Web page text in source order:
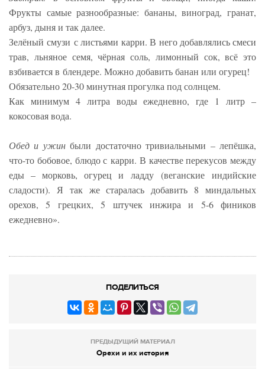
Фрукты самые разнообразные: бананы, виноград, гранат,
арбуз, дыня и так далее.
Зелёный смузи с листьями карри. В него добавлялись смеси
трав, льняное семя, чёрная соль, лимонный сок, всё это
взбивается в блендере. Можно добавить банан или огурец!
Обязательно 20-30 минутная прогулка под солнцем.
Как минимум 4 литра воды ежедневно, где 1 литр –
кокосовая вода.
Обед и ужинбыли достаточно тривиальными – лепёшка,
что-то бобовое, блюдо с карри. В качестве перекусов между
еды – морковь, огурец и ладду (веганские индийские
сладости). Я так же старалась добавить 8 миндальных
орехов, 5 грецких, 5 штучек инжира и 5-6 фиников
ежедневно».
ПОДЕЛИТЬСЯ
ПРЕДЫДУЩИЙ МАТЕРИАЛ
Орехи и их история